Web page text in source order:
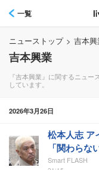
一覧
ニューストップ > 吉本
吉本興業
『吉本興業』に関するニュ
しています。
2026年3月26日
松本人志 ア
「関わらな
Smart FLASH